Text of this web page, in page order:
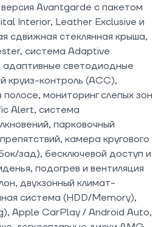
Avantgarde с пакетом
Interior, Leather Exclusive и
сдвижная стеклянная крыша,
система Adaptive
светодиодные
круиз-контроль (ACC),
мониторинг слепых зон
Alert, система
парковочный
камера кругового
зад), бесключевой доступ и
подогрев и вентиляция
двухзонный климат-
система (HDD/Memory),
Apple CarPlay / Android Auto,